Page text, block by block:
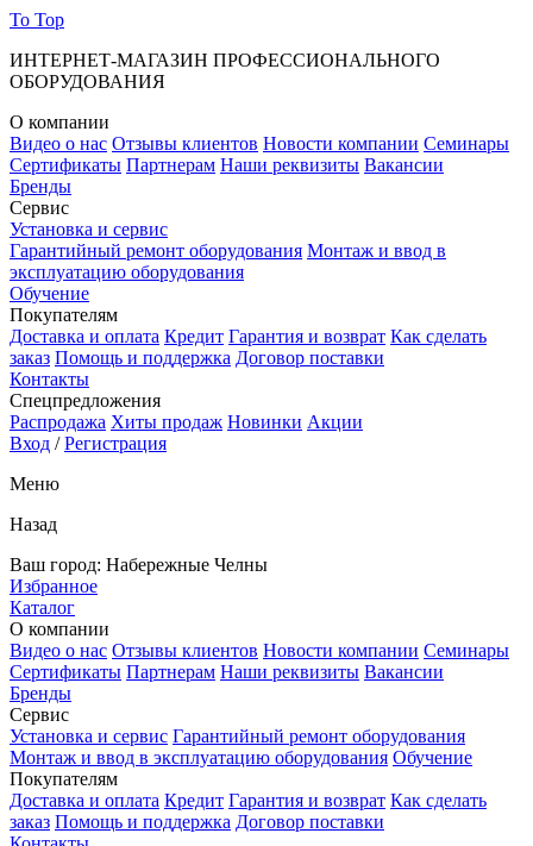
To Top
ИНТЕРНЕТ-МАГАЗИН ПРОФЕССИОНАЛЬНОГО
ОБОРУДОВАНИЯ
О компании
Видео о нас Отзывы клиентов Новости компании Семинары
Сертификаты Партнерам Наши реквизиты Вакансии
Бренды
Сервис
Установка и сервис
Гарантийный ремонт оборудования Монтаж и ввод в
эксплуатацию оборудования
Обучение
Покупателям
Доставка и оплата Кредит Гарантия и возврат Как сделать
заказ Помощь и поддержка Договор поставки
Контакты
Спецпредложения
Распродажа Хиты продаж Новинки Акции
Вход /Регистрация
Меню
Назад
Ваш город: Набережные Челны
Избранное
Каталог
О компании
Видео о нас Отзывы клиентов Новости компании Семинары
Сертификаты Партнерам Наши реквизиты Вакансии
Бренды
Сервис
Установка и сервис Гарантийный ремонт оборудования
Монтаж и ввод в эксплуатацию оборудования Обучение
Покупателям
Доставка и оплата Кредит Гарантия и возврат Как сделать
заказ Помощь и поддержка Договор поставки